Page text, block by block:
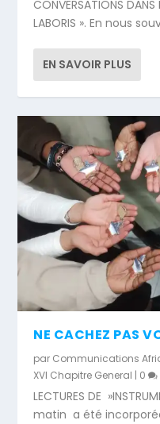
CONVERSATIONS DANS
LABORIS ». En nous
EN SAVOIR PLUS
NE CACHEZ PAS
par Communications
XVI Chapitre General | 0
LECTURES DE
matin a été